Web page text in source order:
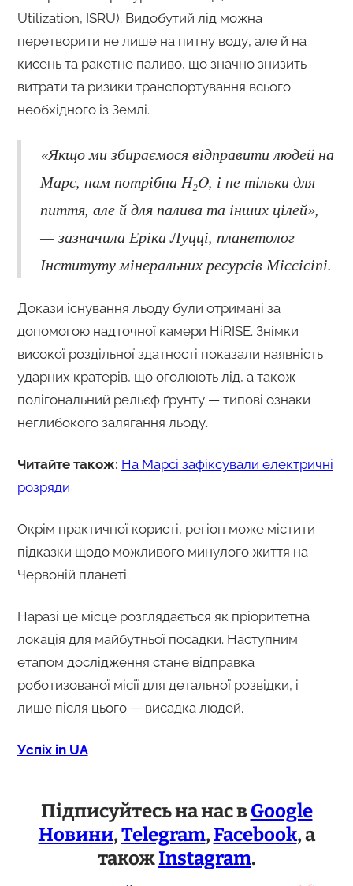
Utilization, ISRU). Видобутий лід можна
перетворити не лише на питну воду, але й на
кисень та ракетне паливо, що значно знизить
витрати та ризики транспортування всього
необхідного із Землі.
«Якщо ми збираємося відправити людей на
Марс, нам потрібна H₂O, і не тільки для
пиття, але й для палива та інших цілей»,
— зазначила Еріка Луцці, планетолог
Інституту мінеральних ресурсів Міссісіпі.
Докази існування льоду були отримані за
допомогою надточної камери HiRISE. Знімки
високої роздільної здатності показали наявність
ударних кратерів, що оголюють лід, а також
полігональний рельєф ґрунту — типові ознаки
неглибокого залягання льоду.
Читайте також: На Марсі зафіксували електричні
розряди
Окрім практичної користі, регіон може містити
підказки щодо можливого минулого життя на
Червоній планеті.
Наразі це місце розглядається як пріоритетна
локація для майбутньої посадки. Наступним
етапом дослідження стане відправка
роботизованої місії для детальної розвідки, і
лише після цього — висадка людей.
Успіх in UA
Підписуйтесь на нас вGoogle
Новини,Telegram,Facebook, а
такожInstagram.